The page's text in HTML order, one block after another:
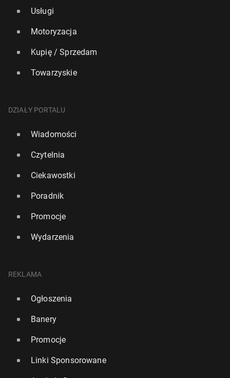
Usługi
Motoryzacja
Kupię / Sprzedam
Towarzyskie
DZIAŁY PORTALU
Wiadomości
Czytelnia
Ciekawostki
Poradnik
Promocje
Wydarzenia
REKLAMA
Ogłoszenia
Banery
Promocje
Linki Sponsorowane